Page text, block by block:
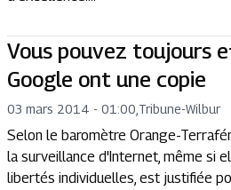
Vous pouvez toujours
Google ont une copie
03 mars 2014 - 01:00 Tribune-Wilbur
Selon le baromètre Orange-
la surveillance d'Internet, même si
libertés individuelles, est justifiée